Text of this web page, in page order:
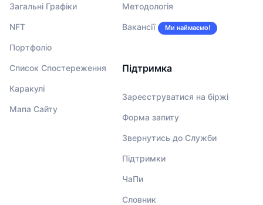
Загальні Графіки
NFT
Портфоліо
Список Спостереження
Каракулі
Мапа Сайту
Методологія
Вакансії Ми наймаємо!
Підтримка
Зареєструватися на біржі
Форма запиту
Звернутись до Служби
Підтримки
ЧаПи
Словник